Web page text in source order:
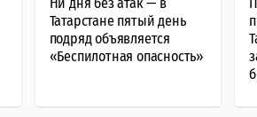
Татарстане пятый день
подряд объявляется
«Беспилотная опасность»